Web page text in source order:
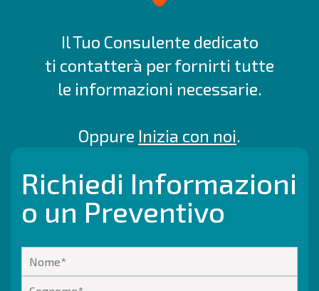
Il Tuo Consulente dedicato
ti contatterà per fornirti tutte
le informazioni necessarie.
Oppure Inizia con noi.
Richiedi Informazioni
o un Preventivo